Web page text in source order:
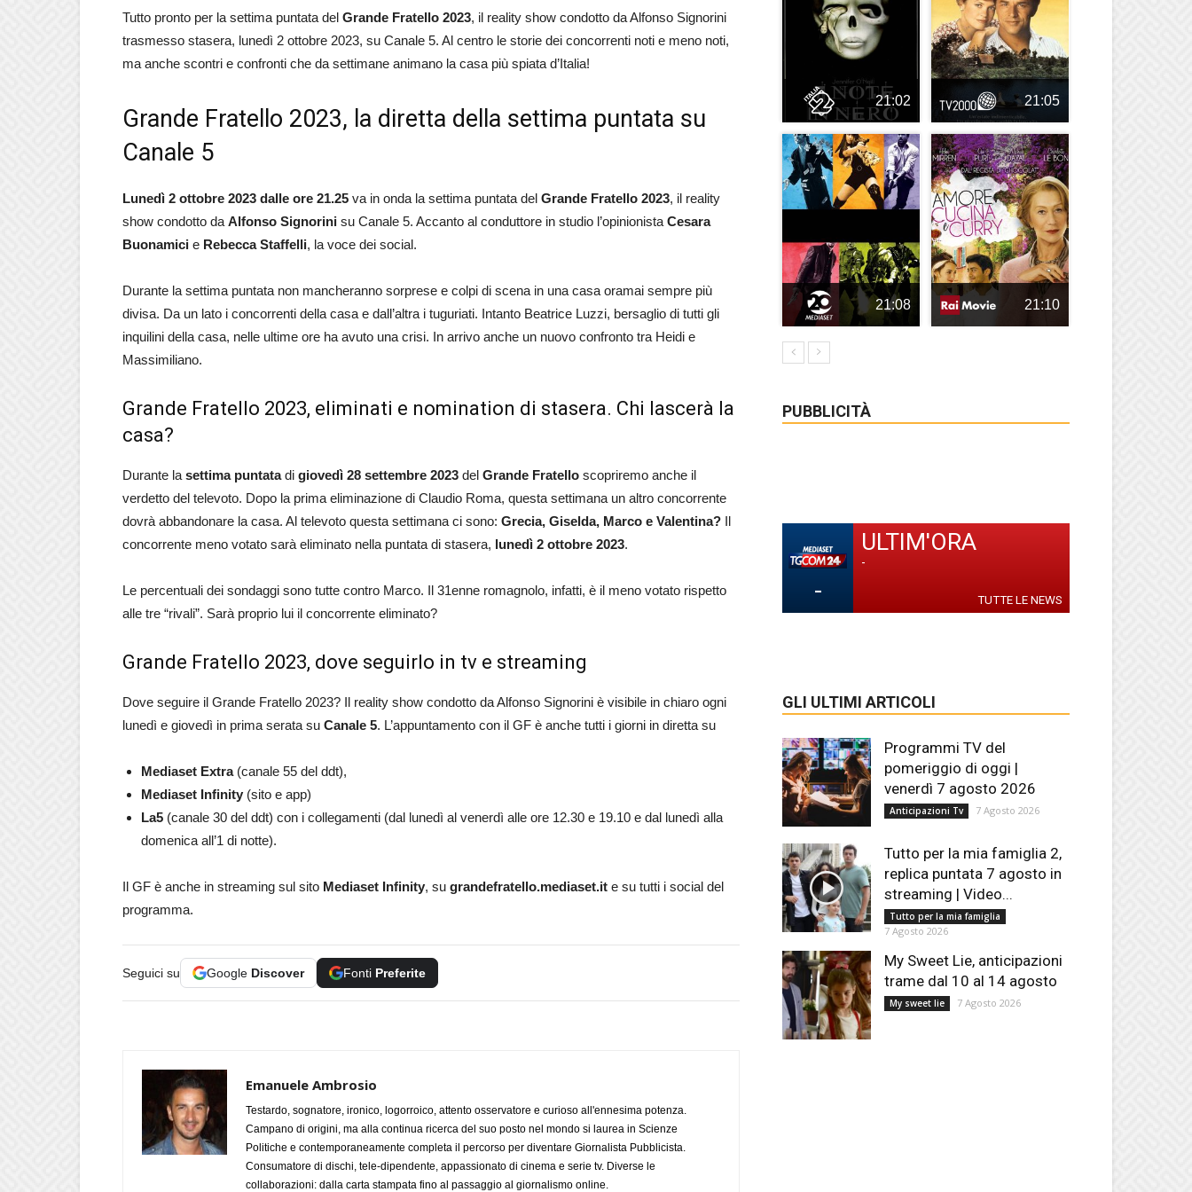
Tutto pronto per la settima puntata del Grande Fratello 2023, il reality show condotto da Alfonso Signorini
trasmesso stasera, lunedì 2 ottobre 2023, su Canale 5. Al centro le storie dei concorrenti noti e meno noti,
ma anche scontri e confronti che da settimane animano la casa più spiata d’Italia!
Grande Fratello 2023, la diretta della settima puntata su
Canale 5
Lunedì 2 ottobre 2023 dalle ore 21.25 va in onda la settima puntata del Grande Fratello 2023, il reality
show condotto da Alfonso Signorini su Canale 5. Accanto al conduttore in studio l’opinionista Cesara
Buonamici e Rebecca Staffelli, la voce dei social.
Durante la settima puntata non mancheranno sorprese e colpi di scena in una casa oramai sempre più
divisa. Da un lato i concorrenti della casa e dall’altra i tuguriati. Intanto Beatrice Luzzi, bersaglio di tutti gli
inquilini della casa, nelle ultime ore ha avuto una crisi. In arrivo anche un nuovo confronto tra Heidi e
Massimiliano.
Grande Fratello 2023, eliminati e nomination di stasera. Chi lascerà la
casa?
Durante la settima puntatadi giovedì 28 settembre 2023 del Grande Fratello scopriremo anche il
verdetto del televoto. Dopo la prima eliminazione di Claudio Roma, questa settimana un altro concorrente
dovrà abbandonare la casa. Al televoto questa settimana ci sono: Grecia, Giselda, Marco e Valentina? Il
concorrente meno votato sarà eliminato nella puntata di stasera, lunedì 2 ottobre 2023.
Le percentuali dei sondaggi sono tutte contro Marco. Il 31enne romagnolo, infatti, è il meno votato rispetto
alle tre “rivali”. Sarà proprio lui il concorrente eliminato?
Grande Fratello 2023, dove seguirlo in tv e streaming
Dove seguire il Grande Fratello 2023? Il reality show condotto da Alfonso Signorini è visibile in chiaro ogni
lunedì e giovedì in prima serata su Canale 5. L’appuntamento con il GF è anche tutti i giorni in diretta su
Mediaset Extra(canale 55 del ddt),
Mediaset Infinity (sito e app)
La5 (canale 30 del ddt) con i collegamenti (dal lunedì al venerdì alle ore 12.30 e 19.10 e dal lunedì alla
domenica all’1 di notte).
Il GF è anche in streaming sul sito Mediaset Infinity, su grandefratello.mediaset.it e su tutti i social del
programma.
Seguici su Google Discover Fonti Preferite
Emanuele Ambrosio
Testardo, sognatore, ironico, logorroico, attento osservatore e curioso all'ennesima potenza.
Campano di origini, ma alla continua ricerca del suo posto nel mondo si laurea in Scienze
Politiche e contemporaneamente completa il percorso per diventare Giornalista Pubblicista.
Consumatore di dischi, tele-dipendente, appassionato di cinema e serie tv. Diverse le
collaborazioni: dalla carta stampata fino al passaggio al giornalismo online.
21:02 21:05
21:08 21:10
PUBBLICITÀ
-
ULTIM'ORA
-
TUTTE LE NEWS
GLI ULTIMI ARTICOLI
Programmi TV del
pomeriggio di oggi |
venerdì 7 agosto 2026
Anticipazioni Tv 7 Agosto 2026
Tutto per la mia famiglia 2,
replica puntata 7 agosto in
streaming | Video...
Tutto per la mia famiglia
7 Agosto 2026
My Sweet Lie, anticipazioni
trame dal 10 al 14 agosto
My sweet lie 7 Agosto 2026